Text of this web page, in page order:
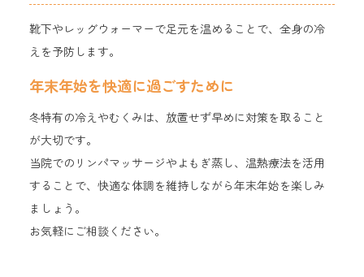
靴下やレッグウォーマーで足元を温めることで、全身の冷
えを予防します。
年末年始を快適に過ごすために
冬特有の冷えやむくみは、放置せず早めに対策を取ること
が大切です。
当院でのリンパマッサージやよもぎ蒸し、温熱療法を活用
することで、快適な体調を維持しながら年末年始を楽しみ
ましょう。
お気軽にご相談ください。